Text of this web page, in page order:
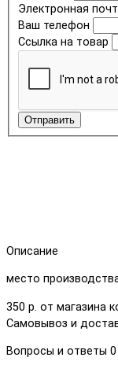
Электронная
Ваш телефон
Ссылка на товар
Отправить
Описание
место
350 р. от магазина
Самовывоз и
Вопросы и ответы 0